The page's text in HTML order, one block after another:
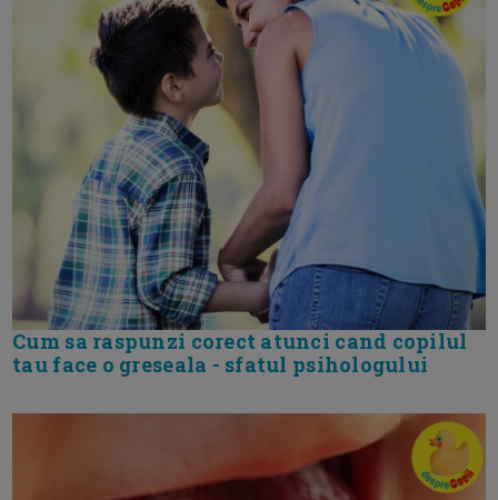
Cum sa raspunzi corect atunci cand copilul
tau face o greseala - sfatul psihologului